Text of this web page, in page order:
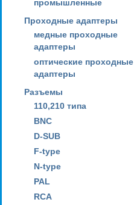
промышленные
Проходные адаптеры
медные проходные
адаптеры
оптические проходные
адаптеры
Разъемы
110,210 типа
BNC
D-SUB
F-type
N-type
PAL
RCA